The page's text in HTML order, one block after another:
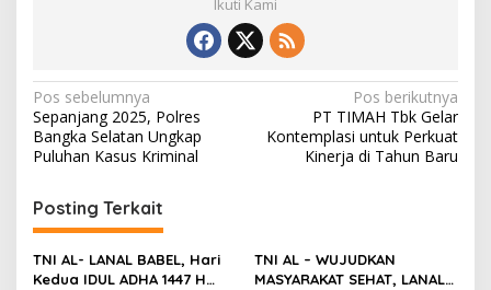
Ikuti Kami
Navigasi
pos
Pos sebelumnya
Sepanjang 2025, Polres
Bangka Selatan Ungkap
Puluhan Kasus Kriminal
Pos berikutnya
PT TIMAH Tbk Gelar
Kontemplasi untuk Perkuat
Kinerja di Tahun Baru
Posting Terkait
TNI AL- LANAL BABEL, Hari
Kedua IDUL ADHA 1447 H
TNI AL – WUJUDKAN
MASYARAKAT SEHAT, LANAL